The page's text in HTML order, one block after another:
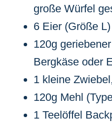
große Würfel
6 Eier (Größe L)
120g
Bergkäse oder
1 kleine
120g Mehl
1 Teelöffel